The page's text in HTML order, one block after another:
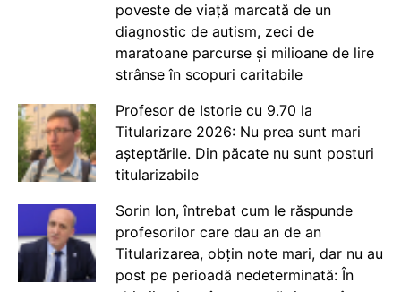
poveste de viață marcată de un
diagnostic de autism, zeci de
maratoane parcurse și milioane de lire
strânse în scopuri caritabile
Profesor de Istorie cu 9.70 la
Titularizare 2026: Nu prea sunt mari
așteptările. Din păcate nu sunt posturi
titularizabile
Sorin Ion, întrebat cum le răspunde
profesorilor care dau an de an
Titularizarea, obțin note mari, dar nu au
post pe perioadă nedeterminată: În